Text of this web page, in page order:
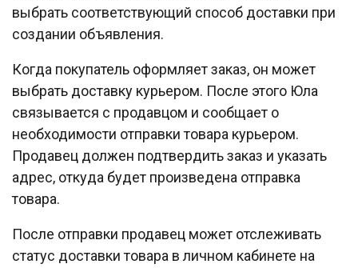
выбрать соответствующий способ доставки при
создании объявления.
Когда покупатель оформляет заказ, он может
выбрать доставку курьером. После этого Юла
связывается с продавцом и сообщает о
необходимости отправки товара курьером.
Продавец должен подтвердить заказ и указать
адрес, откуда будет произведена отправка
товара.
После отправки продавец может отслеживать
статус доставки товара в личном кабинете на